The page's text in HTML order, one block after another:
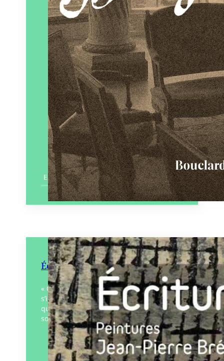
En savoir plus
Écritures
« C’est avec le recul des années que
s’impose à l’évidence le fait que le motif
qu’inspire Jean-Pierre Bréchet dans la
solitude et le silence de son atelier n’est…
Éditeur :Art 3 Plessis